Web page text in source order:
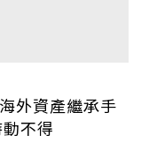
外資產繼承手
不得